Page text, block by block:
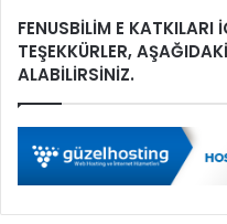
FENUSBİLİM E KATKILARI
TEŞEKKÜRLER,
ALABİLİRSİNİZ.